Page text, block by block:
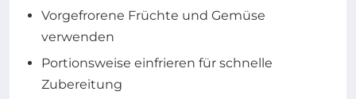
Vorgefrorene Früchte und Gemüse
verwenden
Portionsweise einfrieren für schnelle
Zubereitung